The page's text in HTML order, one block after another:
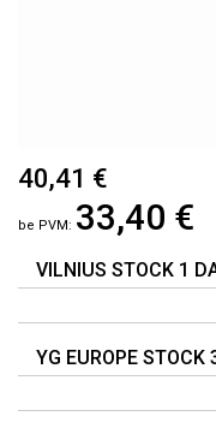
Į
PAVEIKSLĖLIŲ
PRADŽIĄ
40,41 €
33,40 €
VILNIUS STOCK 1
YG EUROPE STOCK